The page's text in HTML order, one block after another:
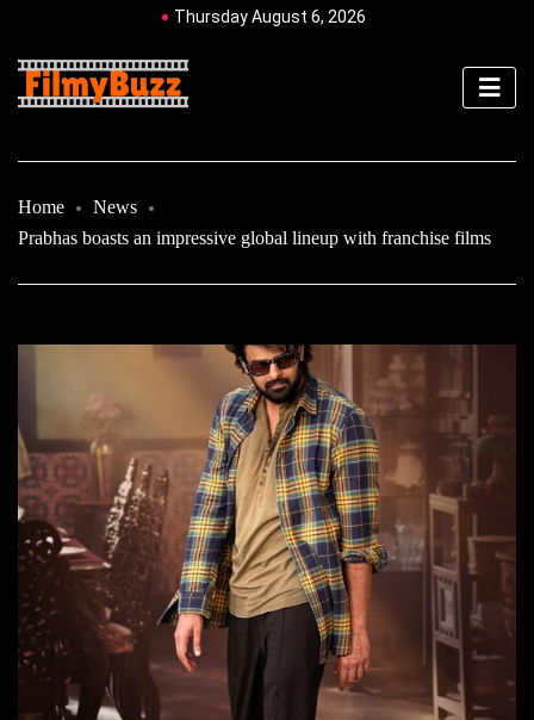
Thursday August 6, 2026
Home
News
Prabhas boasts an impressive global lineup with franchise films